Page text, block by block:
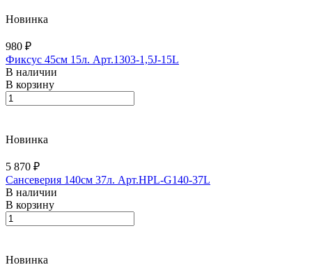
Новинка
980 ₽
Фиксус 45см 15л. Арт.1303-1,5J-15L
В наличии
В корзину
Новинка
5 870 ₽
Сансеверия 140см 37л. Арт.HPL-G140-37L
В наличии
В корзину
Новинка